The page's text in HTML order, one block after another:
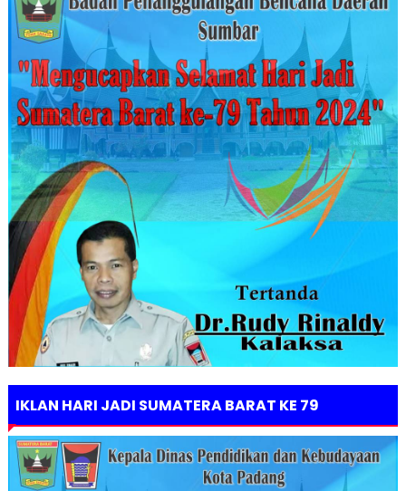
IKLAN HARI JADI SUMATERA BARAT KE 79